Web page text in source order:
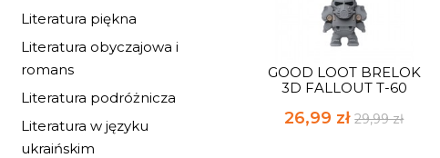
Literatura piękna
Literatura obyczajowa i
romans
Literatura podróżnicza
Literatura w języku
ukraińskim
GOOD LOOT BRELOK
3D FALLOUT T-60
26,99 zł29,99 zł